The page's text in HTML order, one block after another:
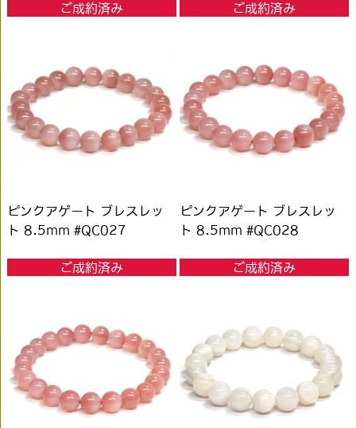
ご成約済み
ご成約済み
ピンクアゲート ブレスレッ
ト 8.5mm #QC027
ご成約済み
ピンクアゲート ブレスレッ
ト 8.5mm #QC028
ご成約済み